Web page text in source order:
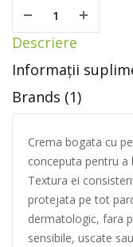
Descriere
Informații
Brands (1)
Crema bogata cu
conceputa pentru a
Textura ei
protejata pe tot
dermatologic, fara
sensibile, uscate